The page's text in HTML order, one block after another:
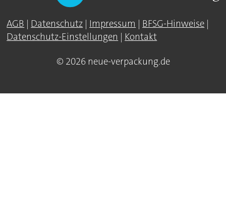
AGB | Datenschutz | Impressum | BFSG-Hinweise |
Datenschutz-Einstellungen | Kontakt
© 2026 neue-verpackung.de